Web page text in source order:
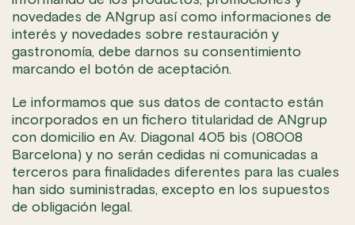
novedades de ANgrup así como informaciones de
interés y novedades sobre restauración y
gastronomía, debe darnos su consentimiento
marcando el botón de aceptación.
Le informamos que sus datos de contacto están
incorporados en un fichero titularidad de ANgrup
con domicilio en Av. Diagonal 405 bis (08008
Barcelona) y no serán cedidas ni comunicadas a
terceros para finalidades diferentes para las cuales
han sido suministradas, excepto en los supuestos
de obligación legal.